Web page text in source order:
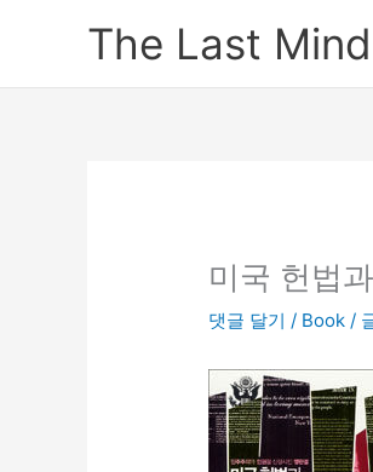
The Last Mind
미국 헌법
댓글 달기 / Book /